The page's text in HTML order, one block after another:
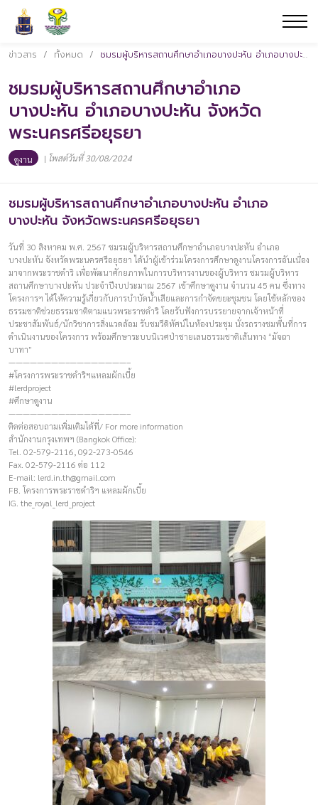
ข่าวสาร / ทั้งหมด / ชมรมผู้บริหารสถานศึกษาอำเภอบางปะหัน อำเภอบางปะหัน จังหวัดพระนครศรีอยุธยา
ชมรมผู้บริหารสถานศึกษาอำเภอ
บางปะหัน อำเภอบางปะหัน จังหวัด
พระนครศรีอยุธยา
ดูงาน | โพสต์วันที่ 30/08/2024
ชมรมผู้บริหารสถานศึกษาอำเภอบางปะหัน อำเภอ
บางปะหัน จังหวัดพระนครศรีอยุธยา
วันที่ 30 สิงหาคม พ.ศ. 2567 ชมรมผู้บริหารสถานศึกษาอำเภอบางปะหัน อำเภอ
บางปะหัน จังหวัดพระนครศรีอยุธยา ได้นำผู้เข้าร่วมโครงการศึกษาดูงานโครงการอันเนื่อง
มาจากพระราชดำริ เพื่อพัฒนาศักยภาพในการบริหารงานของผู้บริหาร ชมรมผู้บริหาร
สถานศึกษาบางปะหัน ประจำปีงบประมาณ 2567 เข้าศึกษาดูงาน จำนวน 45 คน ซึ่งทาง
โครงการฯ ได้ให้ความรู้เกี่ยวกับการบำบัดน้ำเสียและการกำจัดขยะชุมชน โดยใช้หลักของ
ธรรมชาติช่วยธรรมชาติตามแนวพระราชดำริ โดยรับฟังการบรรยายจากเจ้าหน้าที่
ประชาสัมพันธ์/นักวิชาการสิ่งแวดล้อม รับชมวีดิทัศน์ในห้องประชุม นั่งรถรางชมพื้นที่การ
ดำเนินงานของโครงการ พร้อมศึกษาระบบนิเวศป่าชายเลนธรรมชาติเส้นทาง “มัจฉา
บาทา”
————————–————————–
#โครงการพระราชดำริฯแหลมผักเบี้ย
#lerdproject
#ศึกษาดูงาน
————————–————————–
ติดต่อสอบถามเพิ่มเติมได้ที่/ For more information
สำนักงานกรุงเทพฯ (Bangkok Office):
Tel. 02-579-2116, 092-273-0546
Fax. 02-579-2116 ต่อ 112
E-mail: lerd.in.th@gmail.com
FB. โครงการพระราชดำริฯ แหลมผักเบี้ย
IG. the_royal_lerd_project